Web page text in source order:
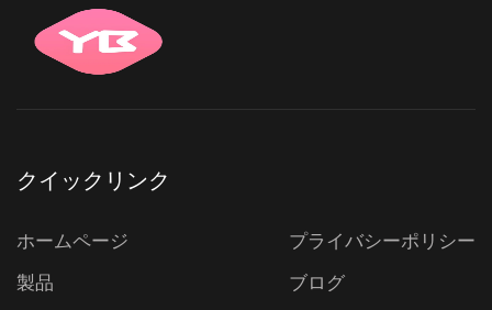
クイックリンク
ホームページ
製品
プライバシーポリシー
ブログ